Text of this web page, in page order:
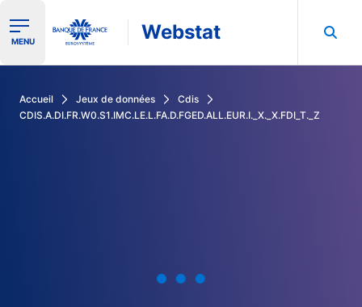
Ouvrir le menu de navigation
MENU Webstat
Accueil Jeux de données
Cdis
CDIS.A.DI.FR.W0.S1.IMC.LE.L.FA.D.FGED.ALL.EUR.I._X._X.FDI_T._Z